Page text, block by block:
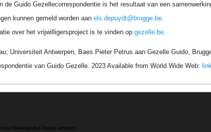
de Guido Gezellecorrespondentie is het resultaat van een
kunnen gemeld worden aanels.depuydt@brugge.be.
over het vrijwilligersproject is te vinden opgezelle.be.
Universiteit Antwerpen, Baes Pieter Petrus aan Gezelle Guido,
van Guido Gezelle. 2023 Available from World Wide Web:
voor Nederlandse Taal en Letteren